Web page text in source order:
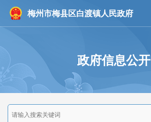
梅州市梅县区白渡镇人民政府
政府信息公开